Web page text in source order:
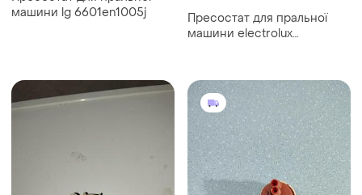
машини lg 6601en1005j
Пресостат для пральної
машини electrolux